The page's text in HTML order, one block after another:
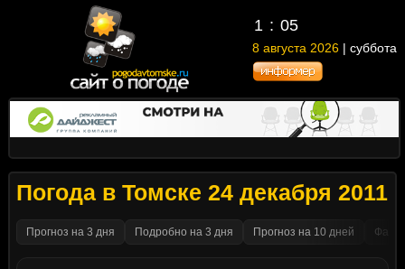
1 05
8 августа 2026 | суббота
Погода в Томске 24 декабря 2011
Прогноз на 3 дня Подробно на 3 дня Прогноз на 10 дней